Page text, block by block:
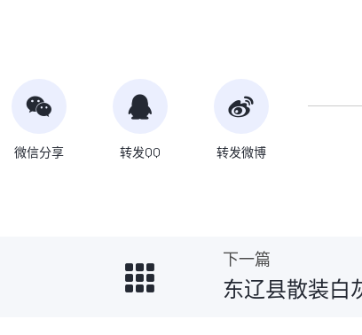
微信分享 转发QQ 转发微博
下一篇
东辽县散装白